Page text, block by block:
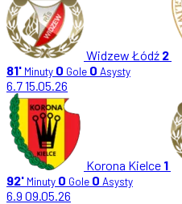
Widzew Łódź 2
81' Minuty 0 Gole 0 Asysty
6.715.05.26
Korona Kielce 1
92' Minuty 0 Gole 0 Asysty
6.9 09.05.26